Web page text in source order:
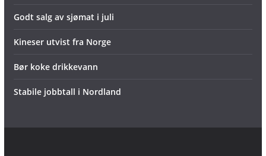
Godt salg av sjømat i juli
Kineser utvist fra Norge
Bør koke drikkevann
Stabile jobbtall i Nordland